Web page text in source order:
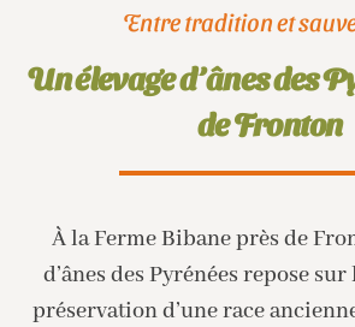
Entre tradition et
Un élevage d’ânes des
de Fronton
À la Ferme Bibane près de
d’ânes des Pyrénées repose
préservation d’une race